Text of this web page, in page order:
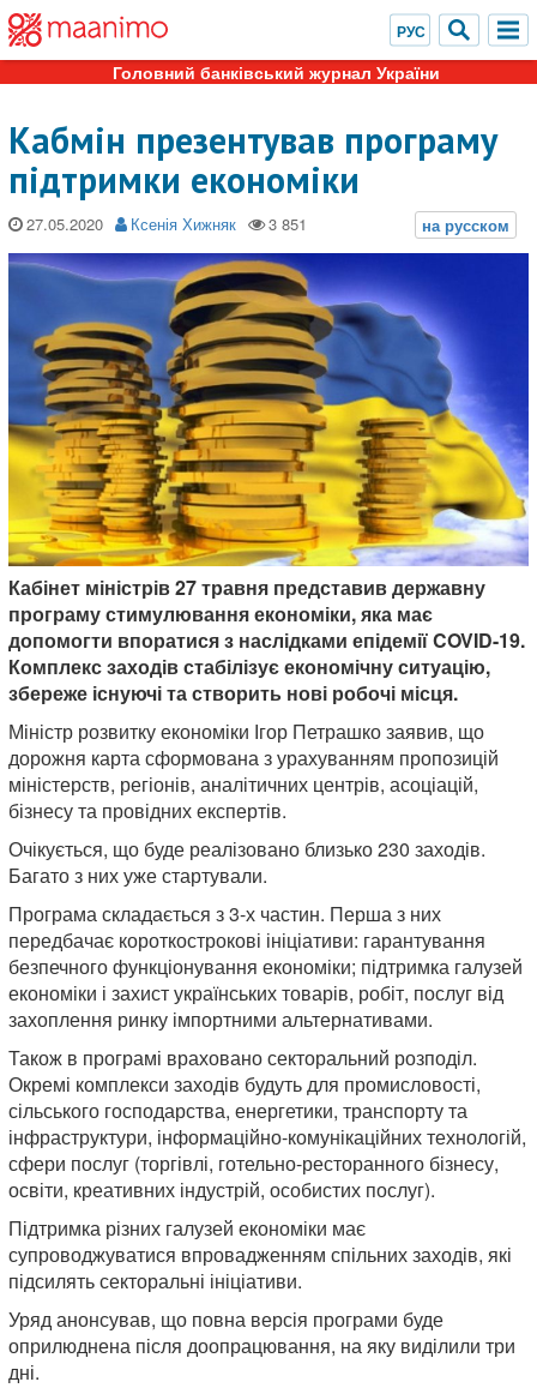
Головний банківський журнал України
Кабмін презентував програму
підтримки економіки
27.05.2020 Ксенія Хижняк
Кабінет міністрів 27 травня представив державну
програму стимулювання економіки, яка має
допомогти впоратися з наслідками епідемії COVID-19.
Комплекс заходів стабілізує економічну ситуацію,
збереже існуючі та створить нові робочі місця.
Міністр розвитку економіки Ігор Петрашко заявив, що
дорожня карта сформована з урахуванням пропозицій
міністерств, регіонів, аналітичних центрів, асоціацій,
бізнесу та провідних експертів.
Очікується, що буде реалізовано близько 230 заходів.
Багато з них уже стартували.
Програма складається з 3-х частин. Перша з них
передбачає короткострокові ініціативи: гарантування
безпечного функціонування економіки; підтримка галузей
економіки і захист українських товарів, робіт, послуг від
захоплення ринку імпортними альтернативами.
Також в програмі враховано секторальний розподіл.
Окремі комплекси заходів будуть для промисловості,
сільського господарства, енергетики, транспорту та
інфраструктури, інформаційно-комунікаційних технологій,
сфери послуг (торгівлі, готельно-ресторанного бізнесу,
освіти, креативних індустрій, особистих послуг).
Підтримка різних галузей економіки має
супроводжуватися впровадженням спільних заходів, які
підсилять секторальні ініціативи.
Уряд анонсував, що повна версія програми буде
оприлюднена після доопрацювання, на яку виділили три
дні.